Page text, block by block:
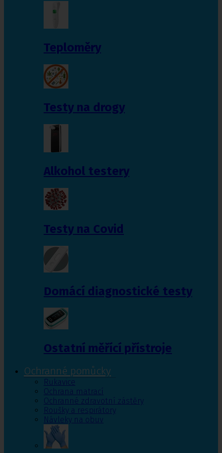
Teploměry
Testy na drogy
Alkohol testery
Testy na Covid
Domácí diagnostické testy
Ostatní měřící přístroje
Ochranné pomůcky
Rukavice
Ochrana matrací
Ochranné zdravotní zástěry
Roušky a respirátory
Návleky na obuv